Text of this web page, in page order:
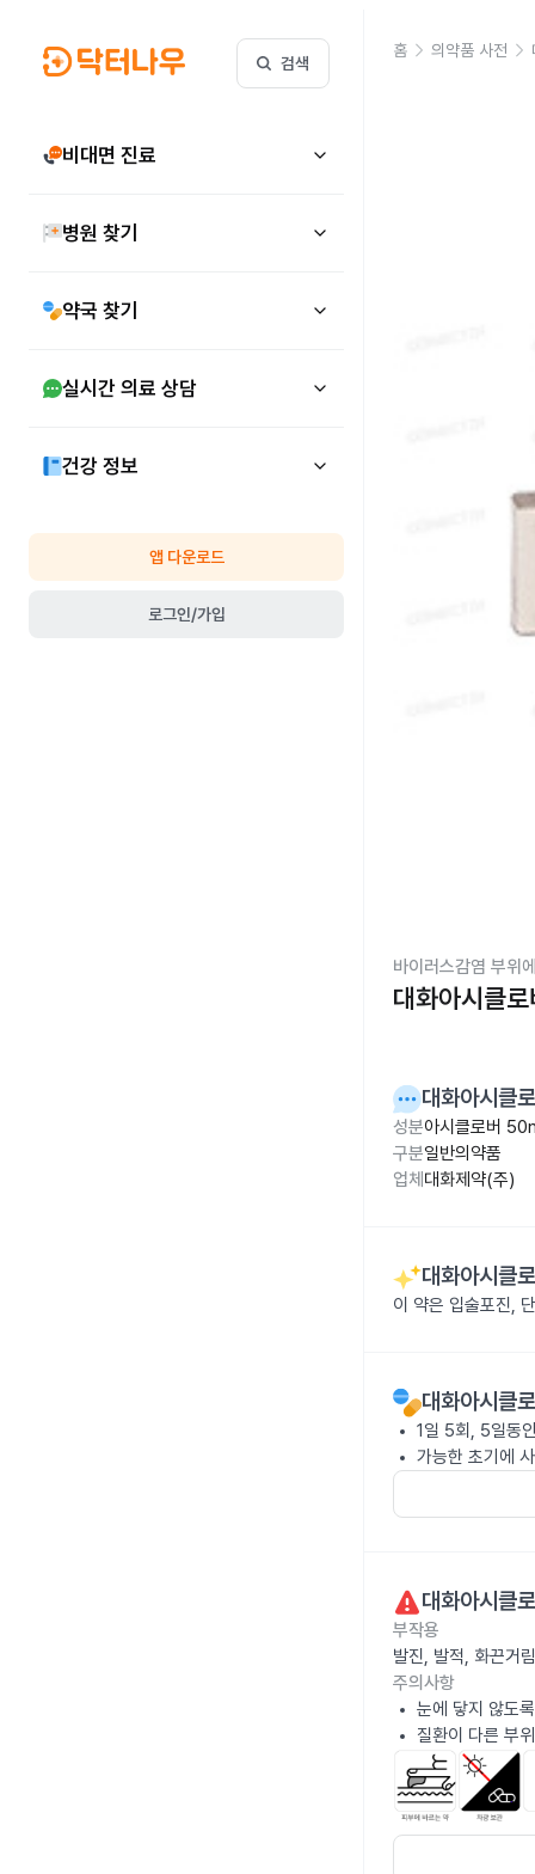
검색
비대면 진료
병원 찾기
약국 찾기
실시간 의료 상담
건강 정보
앱 다운로드
로그인/가입
홈 의약품 사전
바이러스감염 부위
대화아시클
대화아시클
성분아시클로버
구분일반의약품
업체 대화제약(주)
대화아시클
이 약은 입술포진,
대화아시클
1일 5회, 5일동
가능한 초기에
대화아시클
부작용
발진, 발적, 화끈거
주의사항
눈에 닿지 않도
질환이 다른 부